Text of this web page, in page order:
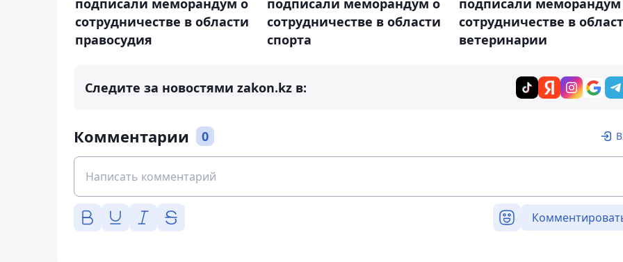
подписали меморандум о
сотрудничестве в области
правосудия
подписали меморандум о
сотрудничестве в области
спорта
подписали меморандум
сотрудничестве в
ветеринарии
Следите за новостями zakon.kz в:
Комментарии 0